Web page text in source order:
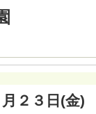
２３日(金)